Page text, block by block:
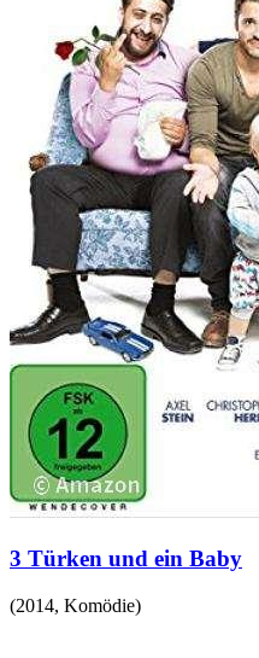
3 Türken und ein Baby
(2014, Komödie)